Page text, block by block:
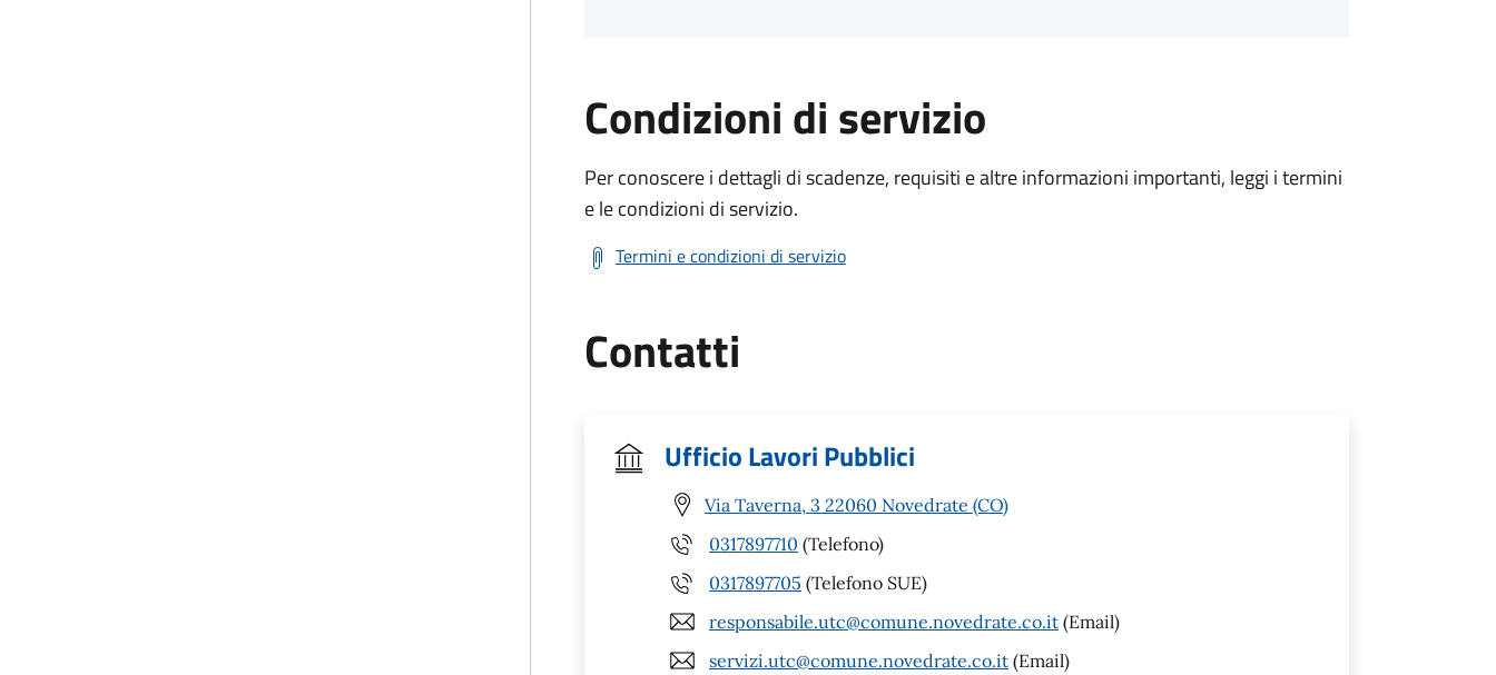
Condizioni di servizio
Per conoscere i dettagli di scadenze, requisiti e altre informazioni importanti, leggi i termini
e le condizioni di servizio.
Termini e condizioni di servizio
Contatti
Ufficio Lavori Pubblici
Via Taverna, 3 22060 Novedrate (CO)
0317897710 (Telefono)
0317897705 (Telefono SUE)
responsabile.utc@comune.novedrate.co.it (Email)
servizi.utc@comune.novedrate.co.it (Email)